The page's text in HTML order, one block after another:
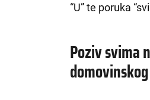
“U” te poruka
Poziv svima